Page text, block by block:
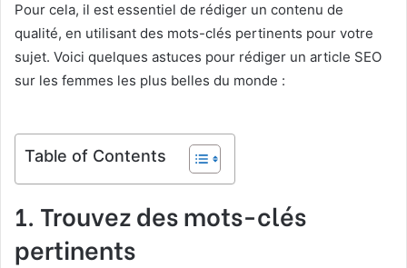
Pour cela, il est essentiel de rédiger un contenu de
qualité, en utilisant des mots-clés pertinents pour votre
sujet. Voici quelques astuces pour rédiger un article SEO
sur les femmes les plus belles du monde :
Table of Contents
1. Trouvez des mots-clés
pertinents